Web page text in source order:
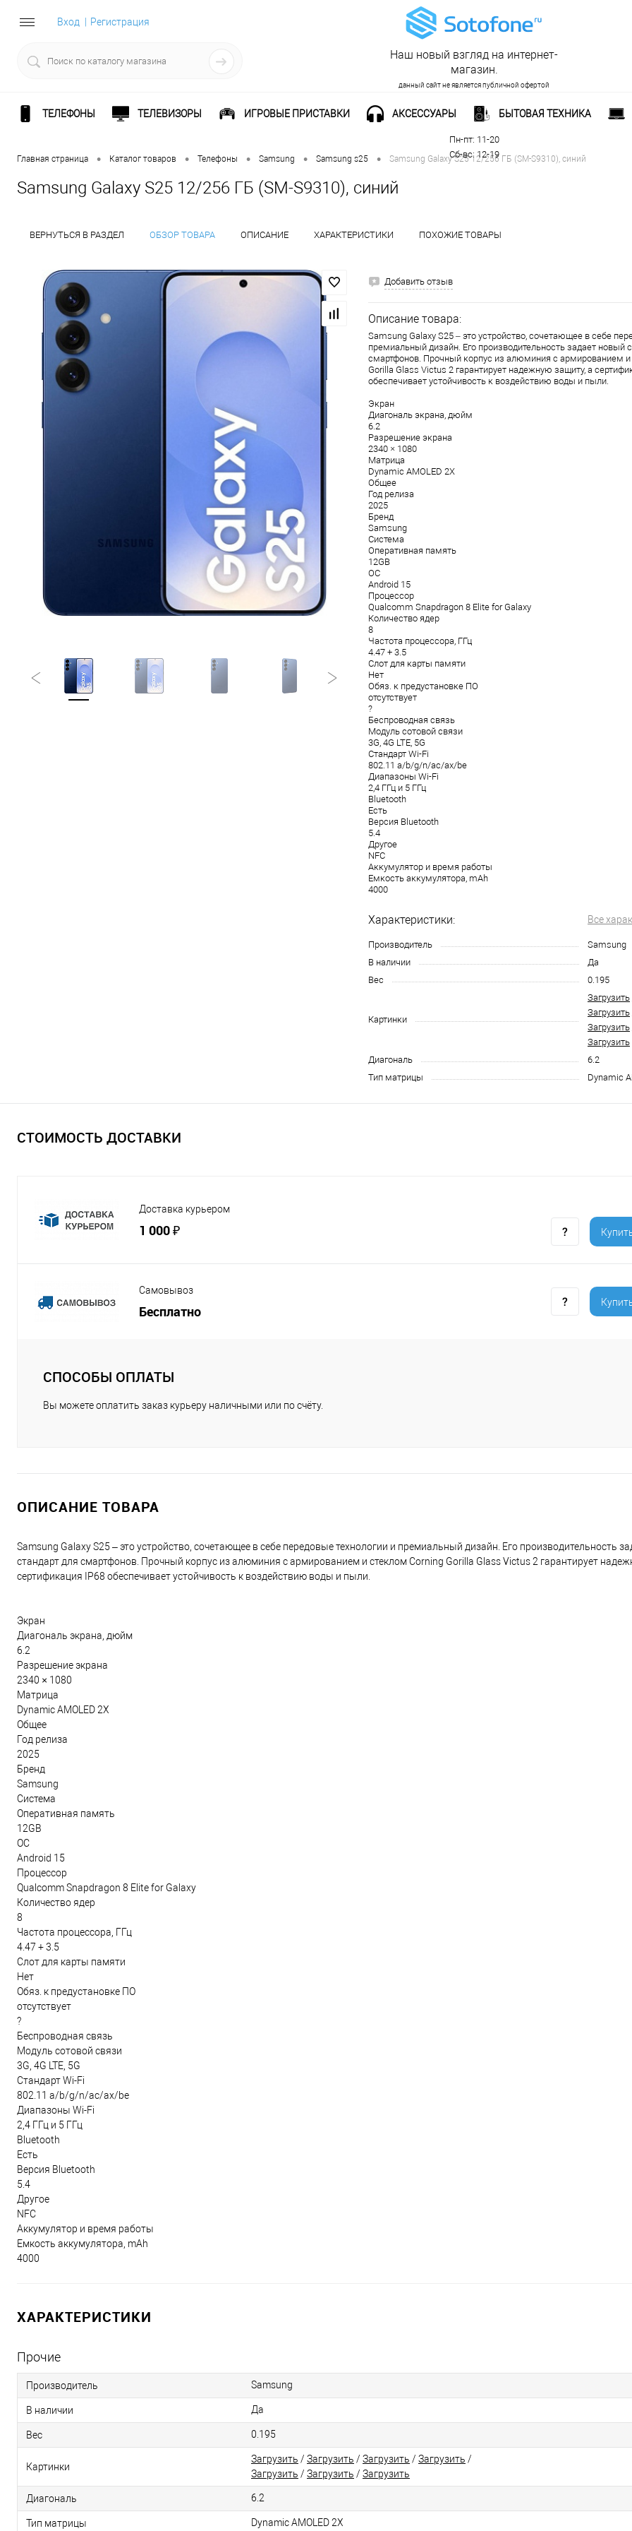
Вход Регистрация
Наш новый взгляд на интернет-
магазин.
данный сайт не является публичной офертой
Рабочее время:
Пн-пт: 11-20
Сб-вс: 12-19
ТЕЛЕФОНЫ ТЕЛЕВИЗОРЫ ИГРОВЫЕ ПРИСТАВКИ АКСЕССУАРЫ БЫТОВАЯ ТЕХНИКА
Главная страница • Каталог товаров • Телефоны • Samsung • Samsung s25 • Samsung Galaxy S25 12/256 ГБ (SM-S9310), синий
Samsung Galaxy S25 12/256 ГБ (SM-S9310), синий
ВЕРНУТЬСЯ В РАЗДЕЛ ОБЗОР ТОВАРА ОПИСАНИЕ ХАРАКТЕРИСТИКИ ПОХОЖИЕ ТОВАРЫ
Добавить отзыв
Описание товара:
Samsung Galaxy S25 – это устройство, сочетающее в себе
премиальный дизайн. Его производительность задает новый
смартфонов. Прочный корпус из алюминия с армированием и
Gorilla Glass Victus 2 гарантирует надежную защиту, а
обеспечивает устойчивость к воздействию воды и пыли.
Экран
Диагональ экрана, дюйм
6.2
Разрешение экрана
2340 × 1080
Матрица
Dynamic AMOLED 2X
Общее
Год релиза
2025
Бренд
Samsung
Система
Оперативная память
12GB
ОС
Android 15
Процессор
Qualcomm Snapdragon 8 Elite for Galaxy
Количество ядер
8
Частота процессора, ГГц
4.47 + 3.5
Слот для карты памяти
Нет
Обяз. к предустановке ПО
отсутствует
?
Беспроводная связь
Модуль сотовой связи
3G, 4G LTE, 5G
Стандарт Wi-Fi
802.11 a/b/g/n/ac/ax/be
Диапазоны Wi-Fi
2,4 ГГц и 5 ГГц
Bluetooth
Есть
Версия Bluetooth
5.4
Другое
NFC
Аккумулятор и время работы
Емкость аккумулятора, mAh
4000
Характеристики: Все
Производитель
Samsung
В наличии
Да
Вес
0.195
Картинки
Загрузить
Загрузить
Загрузить
Загрузить
Диагональ
6.2
Тип матрицы
Dynamic
СТОИМОСТЬ ДОСТАВКИ
Доставка курьером
1 000 ₽
Самовывоз
Бесплатно
СПОСОБЫ ОПЛАТЫ
Вы можете оплатить заказ курьеру наличными или по счёту.
ОПИСАНИЕ ТОВАРА
Samsung Galaxy S25 – это устройство, сочетающее в себе передовые технологии и премиальный дизайн. Его производительность
стандарт для смартфонов. Прочный корпус из алюминия с армированием и стеклом Corning Gorilla Glass Victus 2 гарантирует
сертификация IP68 обеспечивает устойчивость к воздействию воды и пыли.
Экран
Диагональ экрана, дюйм
6.2
Разрешение экрана
2340 × 1080
Матрица
Dynamic AMOLED 2X
Общее
Год релиза
2025
Бренд
Samsung
Система
Оперативная память
12GB
ОС
Android 15
Процессор
Qualcomm Snapdragon 8 Elite for Galaxy
Количество ядер
8
Частота процессора, ГГц
4.47 + 3.5
Слот для карты памяти
Нет
Обяз. к предустановке ПО
отсутствует
?
Беспроводная связь
Модуль сотовой связи
3G, 4G LTE, 5G
Стандарт Wi-Fi
802.11 a/b/g/n/ac/ax/be
Диапазоны Wi-Fi
2,4 ГГц и 5 ГГц
Bluetooth
Есть
Версия Bluetooth
5.4
Другое
NFC
Аккумулятор и время работы
Емкость аккумулятора, mAh
4000
ХАРАКТЕРИСТИКИ
Прочие
Производитель Samsung
В наличии Да
Вес 0.195
Картинки
Загрузить / Загрузить / Загрузить / Загрузить /
Загрузить / Загрузить / Загрузить
Диагональ 6.2
Тип матрицы Dynamic AMOLED 2X